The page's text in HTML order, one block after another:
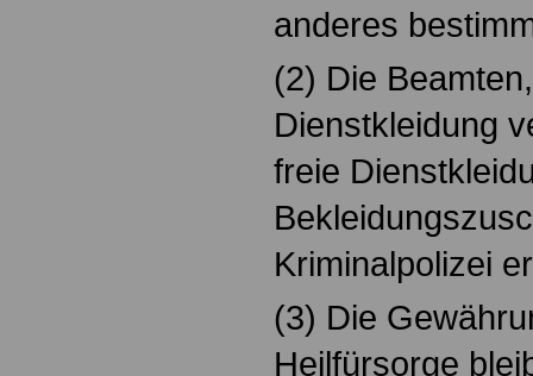
anderes
(2) Die
Dienstkleidung
freie
Kriminalpolizei
(3) Die
Heilfürsorge